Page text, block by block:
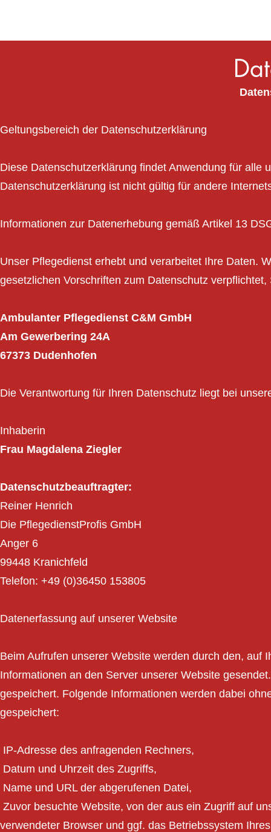
Geltungsbereich der Datenschutzerklärung
Diese Datenschutzerklärung findet Anwendung für alle
Datenschutzerklärung ist nicht gültig für andere
Informationen zur Datenerhebung gemäß Artikel 13
Unser Pflegedienst erhebt und verarbeitet Ihre Daten.
gesetzlichen Vorschriften zum Datenschutz
Ambulanter Pflegedienst C&M GmbH
Am Gewerbering 24A
67373 Dudenhofen
Die Verantwortung für Ihren Datenschutz liegt bei
Inhaberin
Frau Magdalena Ziegler
Datenschutzbeauftragter:
Reiner Henrich
Die PflegedienstProfis GmbH
Anger 6
99448 Kranichfeld
Telefon: +49 (0)36450 153805
Datenerfassung auf unserer Website
Beim Aufrufen unserer Website werden durch den, auf
Informationen an den Server unserer Website
gespeichert. Folgende Informationen werden dabei
gespeichert:
IP-Adresse des anfragenden Rechners,
Datum und Uhrzeit des Zugriffs,
Name und URL der abgerufenen Datei,
Zuvor besuchte Website, von der aus ein Zugriff auf
verwendeter Browser und ggf. das Betriebssystem